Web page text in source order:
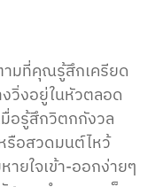
ามที่คุณรู้สึกเครียด
วิ่งอยู่ในหัวตลอด
อรู้สึกวิตกกังวล
รือสวดมนต์ไหว้
ยใจเข้า-ออกง่ายๆ